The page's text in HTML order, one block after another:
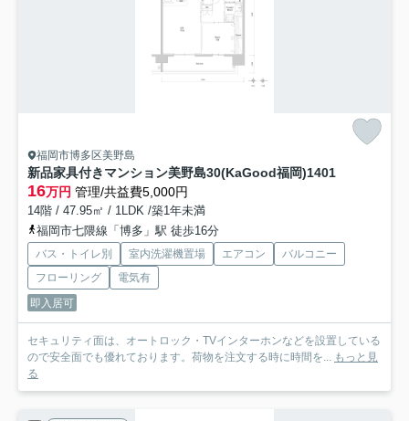
福岡市博多区美野島
新品家具付きマンション美野島30(KaGood福岡)1401
16万円 管理/共益費5,000円
14階 / 47.95㎡ / 1LDK /築1年未満
福岡市七隈線「博多」駅 徒歩16分
バス・トイレ別 室内洗濯機置場 エアコン
バルコニー
フローリング
電気有
即入居可
セキュリティ面は、オートロック・TVインターホンなどを設置している
ので安全面でも優れております。荷物を注文する時に時間を... もっと見
る